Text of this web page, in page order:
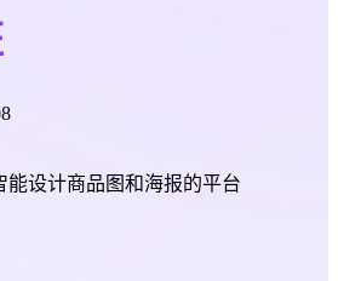
能设计商品图和海报的平台